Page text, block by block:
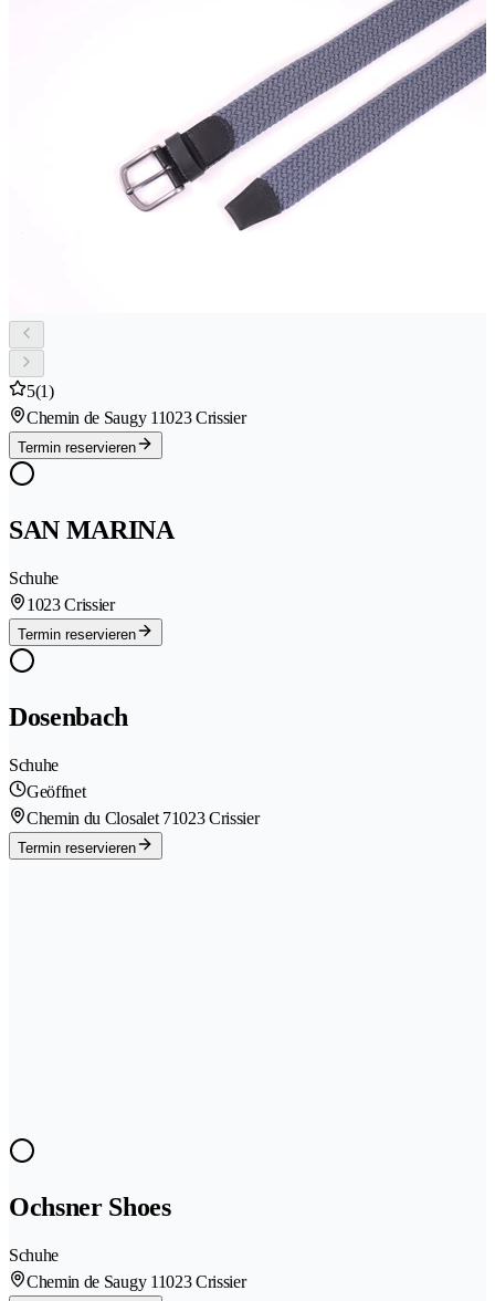
5(1)
Chemin de Saugy 11023 Crissier
Termin reservieren
SAN MARINA
Schuhe
1023 Crissier
Termin reservieren
Dosenbach
Schuhe
Geöffnet
Chemin du Closalet 71023 Crissier
Termin reservieren
Ochsner Shoes
Schuhe
Chemin de Saugy 11023 Crissier